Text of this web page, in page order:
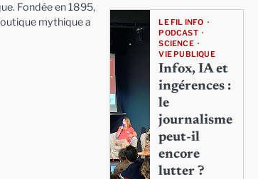
Fondée en 1895,
mythique a
LE FIL INFO
PODCAST
SCIENCE
VIE PUBLIQUE
Infox, IA et
ingérences :
le
journalisme
peut-il
encore
lutter ?